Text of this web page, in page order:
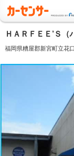
ＨＡＲＦＥＥ’Ｓ
福岡県糟屋郡新宮町立花